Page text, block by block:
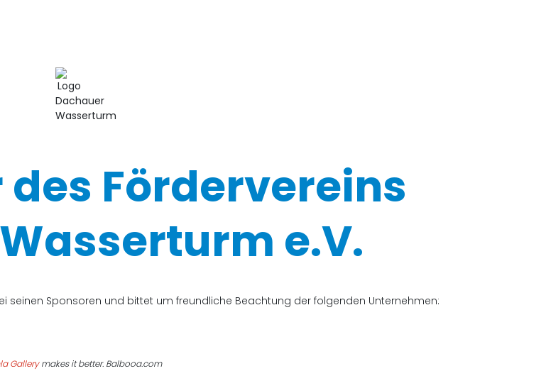
Fördervereins
e.V.
seinen Sponsoren und bittet um freundliche Beachtung der folgenden Unternehmen:
Gallerymakes it better. Balbooa.com